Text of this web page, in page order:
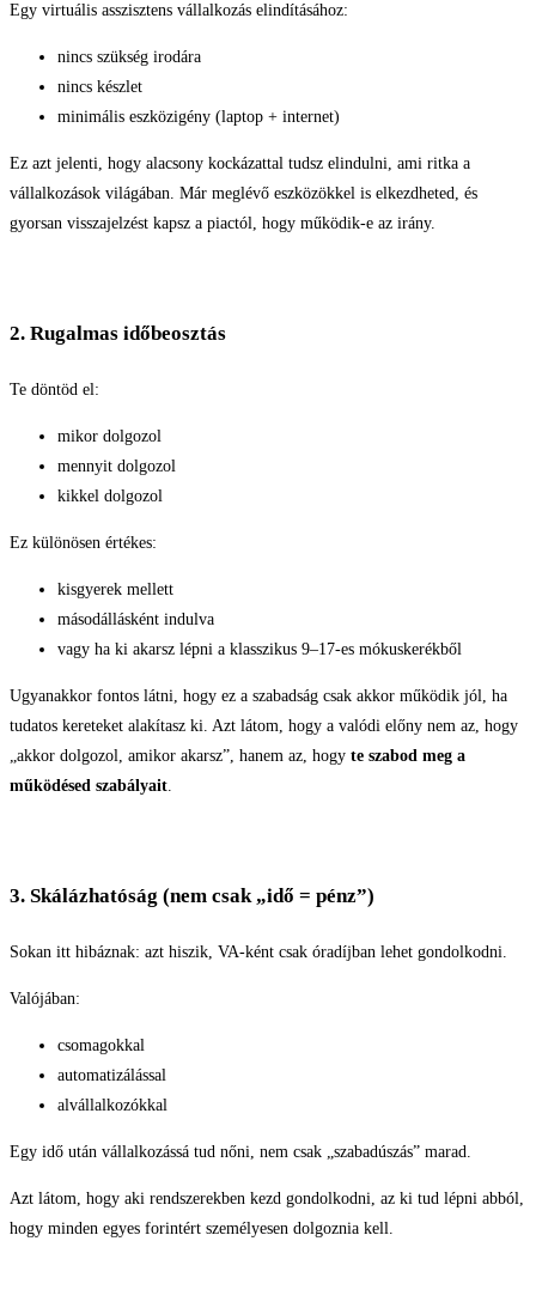
Egy virtuális asszisztens vállalkozás elindításához:
nincs szükség irodára
nincs készlet
minimális eszközigény (laptop + internet)
Ez azt jelenti, hogy alacsony kockázattal tudsz elindulni, ami ritka a
vállalkozások világában. Már meglévő eszközökkel is elkezdheted, és
gyorsan visszajelzést kapsz a piactól, hogy működik-e az irány.
2. Rugalmas időbeosztás
Te döntöd el:
mikor dolgozol
mennyit dolgozol
kikkel dolgozol
Ez különösen értékes:
kisgyerek mellett
másodállásként indulva
vagy ha ki akarsz lépni a klasszikus 9–17-es mókuskerékből
Ugyanakkor fontos látni, hogy ez a szabadság csak akkor működik jól, ha
tudatos kereteket alakítasz ki. Azt látom, hogy a valódi előny nem az, hogy
„akkor dolgozol, amikor akarsz”, hanem az, hogy te szabod meg a
működésed szabályait.
3. Skálázhatóság (nem csak „idő = pénz”)
Sokan itt hibáznak: azt hiszik, VA-ként csak óradíjban lehet gondolkodni.
Valójában:
csomagokkal
automatizálással
alvállalkozókkal
Egy idő után vállalkozássá tud nőni, nem csak „szabadúszás” marad.
Azt látom, hogy aki rendszerekben kezd gondolkodni, az ki tud lépni abból,
hogy minden egyes forintért személyesen dolgoznia kell.